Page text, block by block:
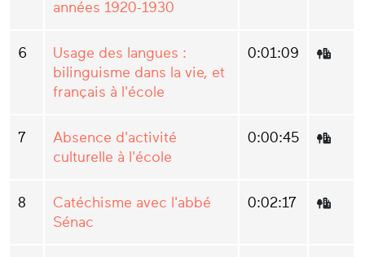
années 1920-1930
6
Usage des langues :
bilinguisme dans la vie, et
français à l'école
0:01:09
7
Absence d'activité
culturelle à l'école
0:00:45
8
Catéchisme avec l'abbé
Sénac
0:02:17